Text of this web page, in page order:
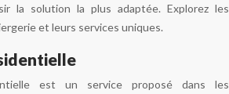
la solution la plus adaptée. Explorez les
et leurs services uniques.
est un service proposé dans les